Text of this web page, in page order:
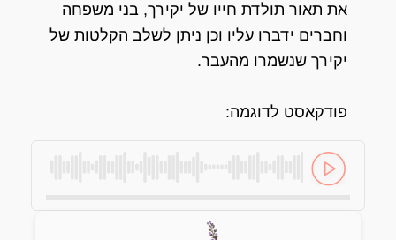
את תאור תולדת חייו של יקירך, בני משפחה
וחברים ידברו עליו וכן ניתן לשלב הקלטות של
יקירך שנשמרו מהעבר.
פודקאסט לדוגמה: